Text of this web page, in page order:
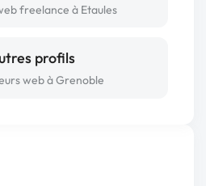
freelance à Etaules
profils
web à Grenoble